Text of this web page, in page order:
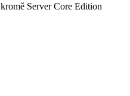
Server Core Edition